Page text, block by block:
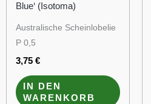
Blue‘ (Isotoma)
Australische Scheinlobelie
P 0,5
3,75 €
IN DEN
WARENKORB